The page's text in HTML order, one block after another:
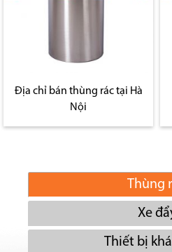
Địa chỉ bán thùng rác tại Hà
Nội
Thùng
Xe
Thiết bị